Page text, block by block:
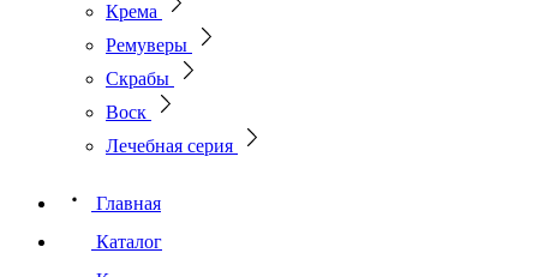
Крема
Ремуверы
Скрабы
Воск
Лечебная серия
Главная
Каталог